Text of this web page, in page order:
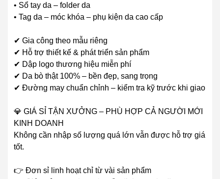
• Sổ tay da – folder da
• Tag da – móc khóa – phụ kiện da cao cấp
✔ Gia công theo mẫu riêng
✔ Hỗ trợ thiết kế & phát triển sản phẩm
✔ Dập logo thương hiệu miễn phí
✔ Da bò thật 100% – bền đẹp, sang trọng
✔ Đường may chuẩn chỉnh – kiểm tra kỹ trước khi giao
💎 GIÁ SỈ TẬN XƯỞNG – PHÙ HỢP CẢ NGƯỜI MỚI
KINH DOANH
Không cần nhập số lượng quá lớn vẫn được hỗ trợ giá
tốt.
👉 Đơn sỉ linh hoạt chỉ từ vài sản phẩm